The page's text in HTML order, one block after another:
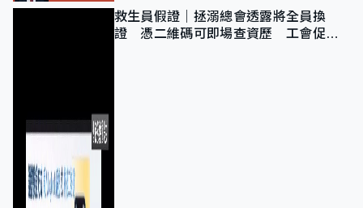
救生員假證｜拯溺總會透露將全員換
證 憑二維碼可即場查資歷 工會促加